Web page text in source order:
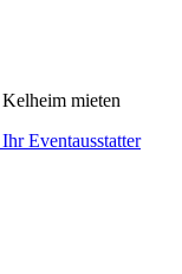
mieten
Eventausstatter